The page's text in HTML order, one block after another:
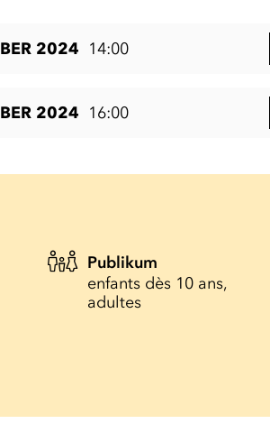
2024 14:00
2024 16:00
Publikum
enfants dès 10 ans,
adultes